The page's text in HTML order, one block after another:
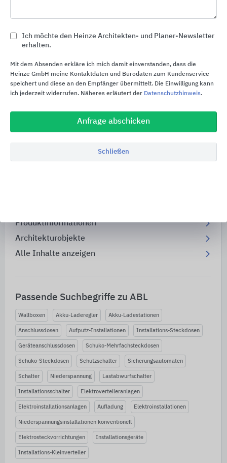
euro_symbol
import_contacts Planungsunterlagen
Produktinformationen
Architekturobjekte
Alle Inhalte anzeigen
Passende Suchbegriffe zu ABL
Wallboxen Akku-Laderegler Akku-Ladestationen
Anschlussdosen Aufputz-Installationen Installations-Steckdosen
Geräteanschlussdosen Schuko-Mehrfachsteckdosen
Schuko-Steckdosen Schutzschalter Sicherungsautomaten
Schalter Niederspannung Lastabwurfschalter
Installationsschalter Elektroverteileranlagen
Elektroinstallationsanlagen Aufladung Elektroinstallationen
Niederspannungsinstallationen konventionell
Elektrosteckvorrichtungen Installationsgeräte
Installations-Kleinverteiler
Ich möchte den Heinze Architekten- und Planer-Newsletter
erhalten.
Mit dem Absenden erkläre ich mich damit einverstanden, dass die
Heinze GmbH meine Kontaktdaten und Bürodaten zum Kundenservice
speichert und diese an den Empfänger übermittelt. Die Einwilligung kann
ich jederzeit widerrufen. Näheres erläutert der Datenschutzhinweis.
Anfrage abschicken
Schließen